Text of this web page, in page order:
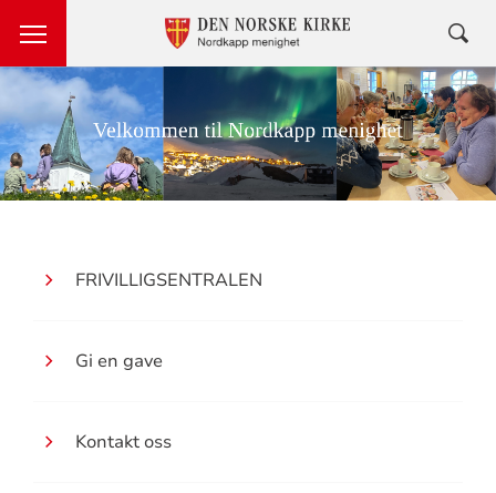
Menylinje
FRIVILLIGSENTRALEN
Gi en gave
Kontakt oss